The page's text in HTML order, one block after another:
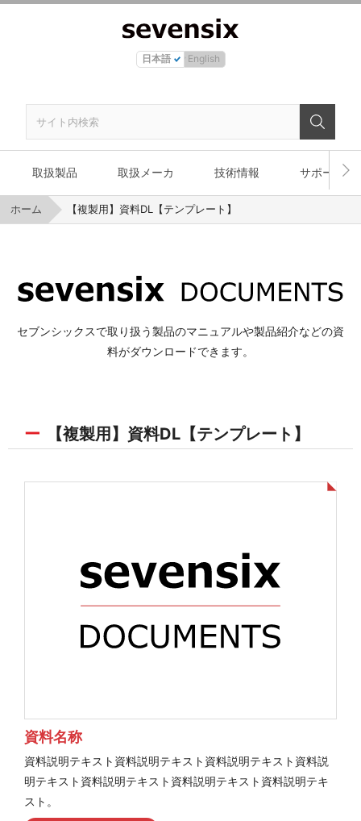
日本語 English
取扱製品 取扱メーカ 技術情報 サポート
ホーム 【複製用】資料DL【テンプレート】
セブンシックスで取り扱う製品のマニュアルや製品紹介などの資
料がダウンロードできます。
【複製用】資料DL【テンプレート】
資料名称
資料説明テキスト資料説明テキスト資料説明テキスト資料説
明テキスト資料説明テキスト資料説明テキスト資料説明テキ
スト。